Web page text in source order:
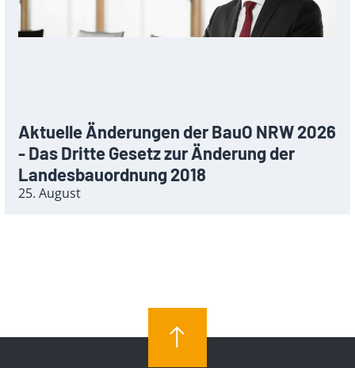
Aktuelle Änderungen der BauO NRW 2026
- Das Dritte Gesetz zur Änderung der
Landesbauordnung 2018
25. August